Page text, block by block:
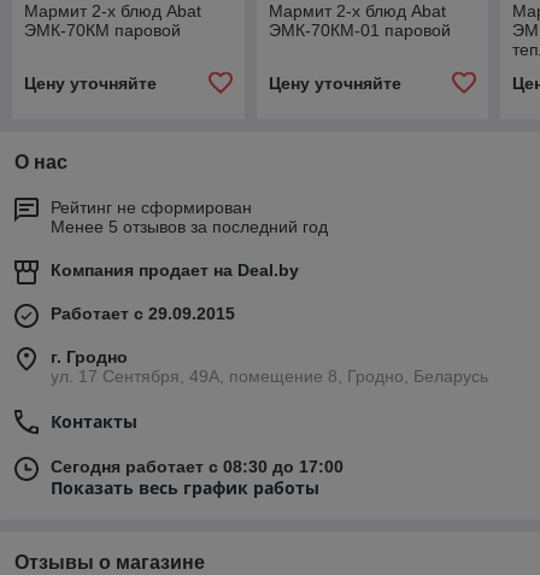
Мармит 2-х блюд Abat
ЭМК-70КМ паровой
Цену уточняйте
Мармит 2-х блюд Abat
ЭМК-70КМ-01 паровой
Цену уточняйте
О нас
Рейтинг не сформирован
Менее 5 отзывов за последний год
Компания продает на Deal.by
Работает с 29.09.2015
г. Гродно
ул. 17 Сентября, 49А, помещение 8, Гродно, Беларусь
Контакты
Сегодня работает с 08:30 до 17:00
Показать весь график работы
Отзывы о магазине